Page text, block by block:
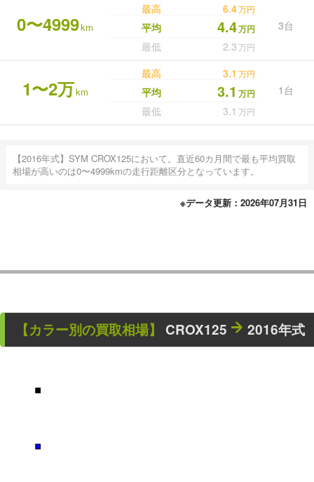
0〜4999km
最高 6.4万円
3台
平均 4.4万円
最低 2.3万円
1〜2万km
最高 3.1 万円
1台
平均 3.1 万円
最低 3.1 万円
【2016年式】SYM CROX125において。直近60カ月間で最も平均買取
相場が高いのは0〜4999kmの走行距離区分となっています。
※データ更新：2026年07月31日
【カラー別の買取相場】 CROX125 2016年式
■
■